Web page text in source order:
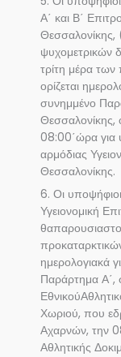
Α΄ και Β΄
Θεσσαλονίκης,
ψυχομετρικών
τρίτη μέρα
ορίζεται
συνημμένο
08:00΄ώρα για
αρμόδιας
Θεσσαλονίκης.
6. Οι
Υγειονομική
ημερολογιακά
Παράρτημα Α΄,
Χωριού, που
Αχαρνών, την
Αθλητικής